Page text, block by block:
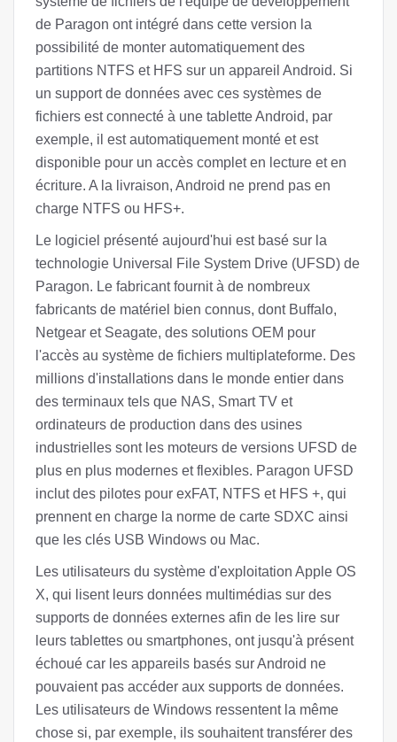
de Paragon ont intégré dans cette version la
possibilité de monter automatiquement des
partitions NTFS et HFS sur un appareil Android. Si
un support de données avec ces systèmes de
fichiers est connecté à une tablette Android, par
exemple, il est automatiquement monté et est
disponible pour un accès complet en lecture et en
écriture. A la livraison, Android ne prend pas en
charge NTFS ou HFS+.
Le logiciel présenté aujourd'hui est basé sur la
technologie Universal File System Drive (UFSD) de
Paragon. Le fabricant fournit à de nombreux
fabricants de matériel bien connus, dont Buffalo,
Netgear et Seagate, des solutions OEM pour
l'accès au système de fichiers multiplateforme. Des
millions d'installations dans le monde entier dans
des terminaux tels que NAS, Smart TV et
ordinateurs de production dans des usines
industrielles sont les moteurs de versions UFSD de
plus en plus modernes et flexibles. Paragon UFSD
inclut des pilotes pour exFAT, NTFS et HFS +, qui
prennent en charge la norme de carte SDXC ainsi
que les clés USB Windows ou Mac.
Les utilisateurs du système d'exploitation Apple OS
X, qui lisent leurs données multimédias sur des
supports de données externes afin de les lire sur
leurs tablettes ou smartphones, ont jusqu'à présent
échoué car les appareils basés sur Android ne
pouvaient pas accéder aux supports de données.
Les utilisateurs de Windows ressentent la même
chose si, par exemple, ils souhaitent transférer des